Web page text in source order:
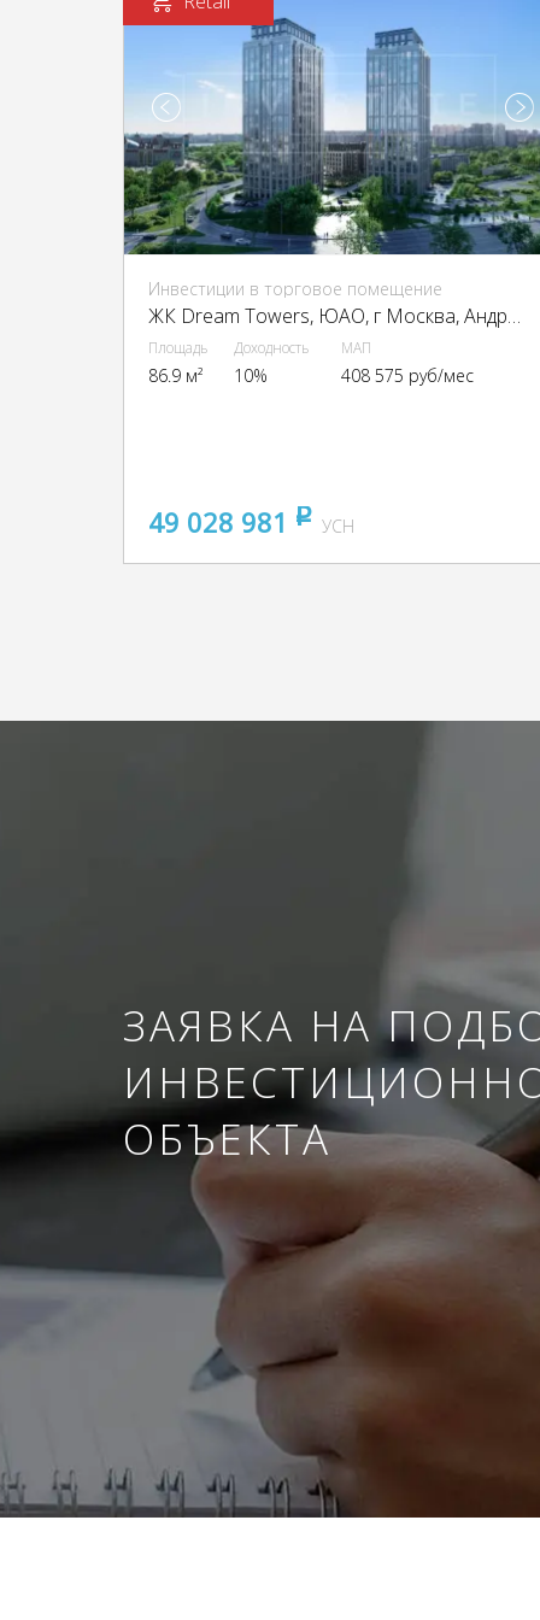
Инвестиции в торговое помещение
ЖК Dream Towers, ЮАО, г Москва, Андропова пр-т, вл. 9/1
Площадь
86.9 м²
Доходность
10%
МАП
408 575 руб/мес
49 028 981 pуб
УСН
ЗАЯВКА НА
ОБЪЕКТА